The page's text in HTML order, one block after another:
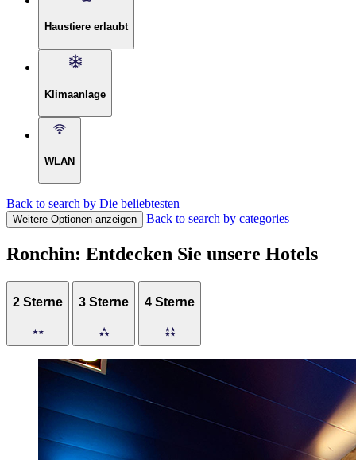
Haustiere erlaubt
Klimaanlage
WLAN
Back to search by Die beliebtesten
Weitere Optionen anzeigen Back to search by categories
Ronchin: Entdecken Sie unsere Hotels
2 Sterne 3 Sterne 4 Sterne